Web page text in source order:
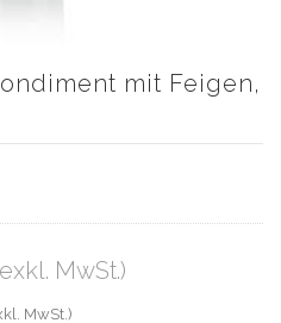
mit Feigen,
MwSt.)
MwSt.)